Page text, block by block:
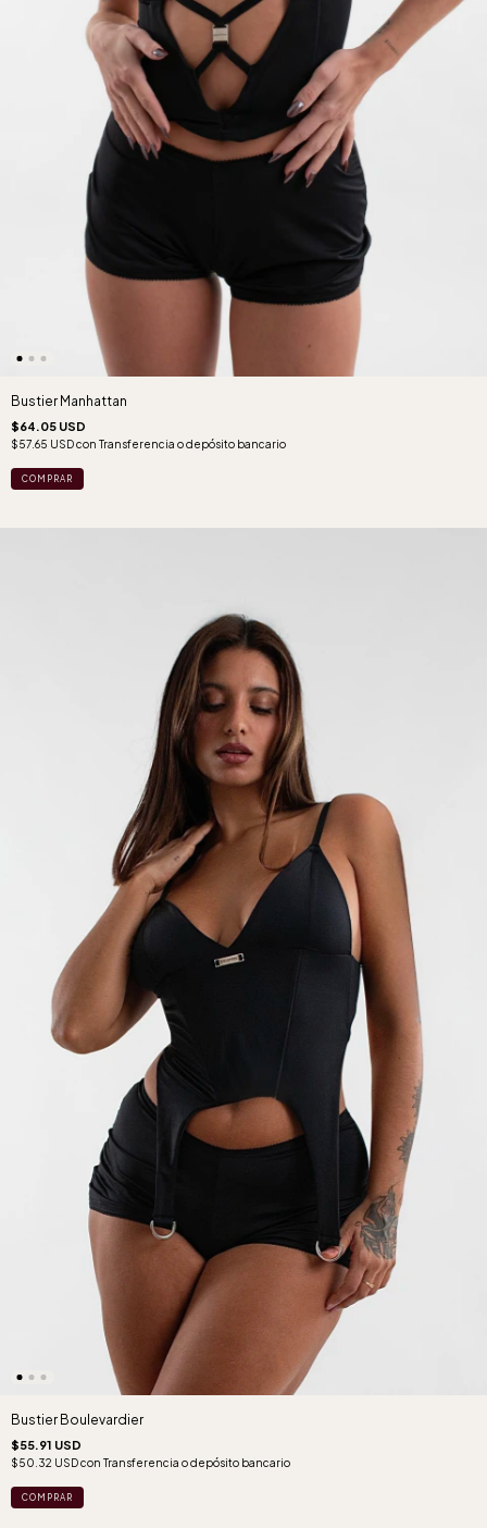
Bustier Manhattan
$64.05 USD
$57.65 USDcon Transferencia o depósito bancario
COMPRAR
Bustier Boulevardier
$55.91 USD
$50.32 USDcon Transferencia o depósito bancario
COMPRAR